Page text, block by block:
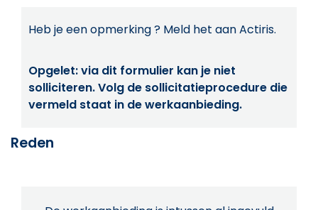
Heb je een opmerking ? Meld het aan Actiris.
Opgelet: via dit formulier kan je niet
solliciteren. Volg de sollicitatieprocedure die
vermeld staat in de werkaanbieding.
Reden